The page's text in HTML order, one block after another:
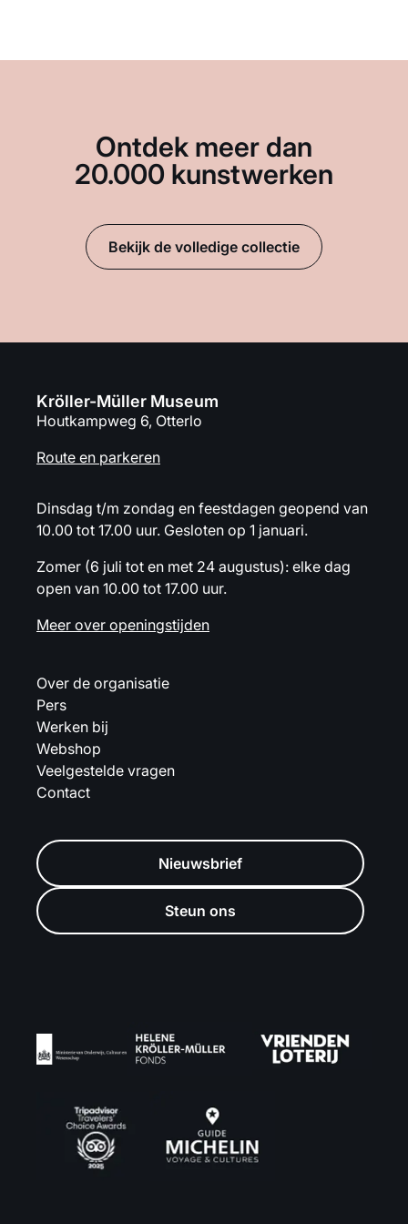
Ontdek meer dan
20.000 kunstwerken
Bekijk de volledige collectie
Kröller-Müller Museum
Houtkampweg 6, Otterlo
Route en parkeren
Dinsdag t/m zondag en feestdagen geopend van
10.00 tot 17.00 uur. Gesloten op 1 januari.
Zomer (6 juli tot en met 24 augustus): elke dag
open van 10.00 tot 17.00 uur.
Meer over openingstijden
Over de organisatie
Pers
Werken bij
Webshop
Veelgestelde vragen
Contact
Nieuwsbrief
Steun ons